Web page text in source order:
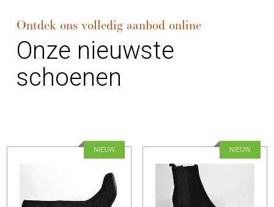
Ontdek ons volledig aanbod online
Onze nieuwste
schoenen
NIEUW NIEUW